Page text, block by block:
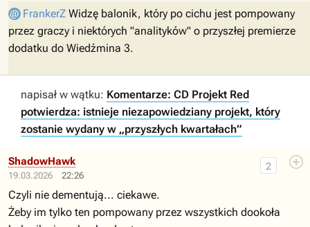
FrankerZ Widzę balonik, który po cichu jest pompowany
przez graczy i niektórych "analityków" o przyszłej premierze
dodatku do Wiedźmina 3.
napisał w wątku: Komentarze: CD Projekt Red
potwierdza: istnieje niezapowiedziany projekt, który
zostanie wydany w „przyszłych kwartałach”
19.03.2026 22:26
2
ShadowHawk
Czyli nie dementują... ciekawe.
Żeby im tylko ten pompowany przez wszystkich dookoła